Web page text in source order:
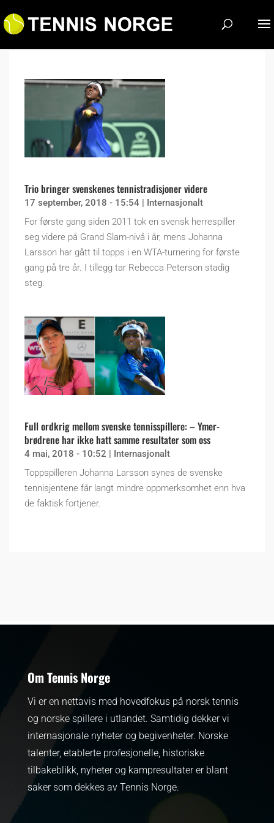
Trio bringer svenskenes tennistradisjoner videre
17 september, 2018 - 15:54 | Internasjonalt
For første gang siden 2011 tok en svensk herrespiller
seg videre på Grand Slam-nivå i år, mens Johanna
Larsson har gått til topps i en WTA-turnering for første
gang på tre år. I tillegg tar Rebecca Peterson stadig
steg.
Full ordkrig mellom svenske tennisspillere: – Ymer-
brødrene har ikke hatt samme resultater som oss
4 mai, 2018 - 10:52 | Internasjonalt
Toppspilleren Johanna Larsson synes de svenske
tennisjentene får langt mindre oppmerksomhet enn hva
de faktisk fortjener.
Om Tennis Norge
Vi er en nettavis med hovedfokus på norsk tennis
og norske spillere i utlandet. Samtidig dekker vi
internasjonale nyheter og begivenheter. Norske
talenter, etablerte profesjonelle, historiske
tilbakeblikk, nyheter og kampresultater er blant
saker som dekkes av Tennis Norge.